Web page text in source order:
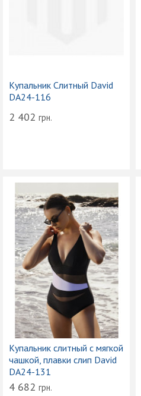
Купальник Слитный David
DA24-116
2 402 грн.
Купальник слитный с мягкой
чашкой, плавки слип David
DA24-131
4 682 грн.